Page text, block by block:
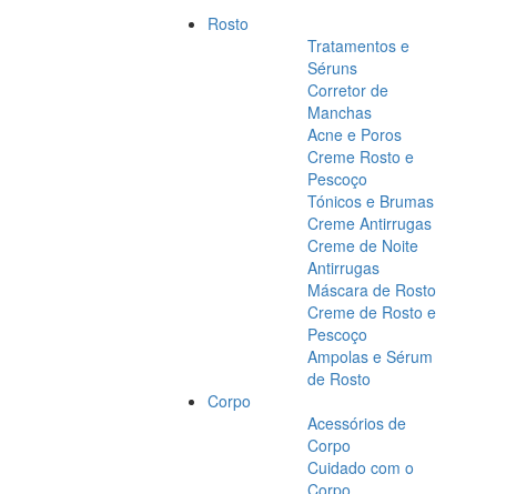
Rosto
Tratamentos e
Séruns
Corretor de
Manchas
Acne e Poros
Creme Rosto e
Pescoço
Tónicos e Brumas
Creme Antirrugas
Creme de Noite
Antirrugas
Máscara de Rosto
Creme de Rosto e
Pescoço
Ampolas e Sérum
de Rosto
Corpo
Acessórios de
Corpo
Cuidado com o
Corpo